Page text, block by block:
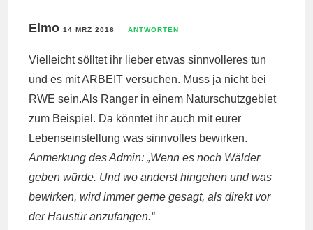
Elmo14 MRZ 2016 ANTWORTEN
Vielleicht sölltet ihr lieber etwas sinnvolleres tun
und es mit ARBEIT versuchen. Muss ja nicht bei
RWE sein.Als Ranger in einem Naturschutzgebiet
zum Beispiel. Da könntet ihr auch mit eurer
Lebenseinstellung was sinnvolles bewirken.
Anmerkung des Admin: „Wenn es noch Wälder
geben würde. Und wo anderst hingehen und was
bewirken, wird immer gerne gesagt, als direkt vor
der Haustür anzufangen.“